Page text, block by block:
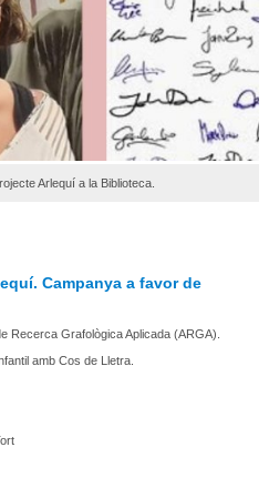
Arlequí a la Biblioteca.
Campanya a favor de
Recerca Grafològica Aplicada (ARGA).
amb Cos de Lletra.